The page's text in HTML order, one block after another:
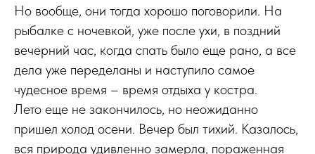
Но вообще, они тогда хорошо поговорили. На
рыбалке с ночевкой, уже после ухи, в поздний
вечерний час, когда спать было еще рано, а все
дела уже переделаны и наступило самое
чудесное время – время отдыха у костра.
Лето еще не закончилось, но неожиданно
пришел холод осени. Вечер был тихий. Казалось,
вся природа удивленно замерла, пораженная